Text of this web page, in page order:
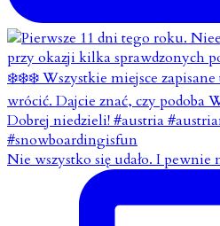
Nie wszystko się udało. I pewnie